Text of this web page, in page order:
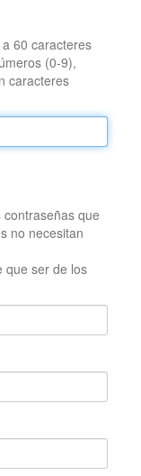
60 caracteres
(0-9),
caracteres
que
no necesitan
que ser de los